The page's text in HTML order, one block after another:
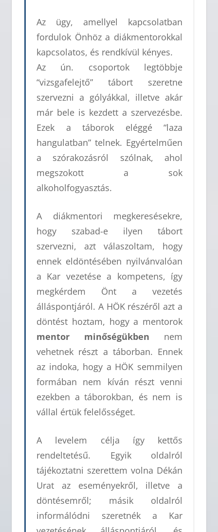
Az ügy, amellyel kapcsolatban
fordulok Önhöz a diákmentorokkal
kapcsolatos, és rendkívül kényes.
Az ún. csoportok legtöbbje
“vizsgafelejtő” tábort szeretne
szervezni a gólyákkal, illetve akár
már bele is kezdett a szervezésbe.
Ezek a táborok eléggé “laza
hangulatban” telnek. Egyértelműen
a szórakozásról szólnak, ahol
megszokott a sok
alkoholfogyasztás.
A diákmentori megkeresésekre,
hogy szabad-e ilyen tábort
szervezni, azt válaszoltam, hogy
ennek eldöntésében nyilvánvalóan
a Kar vezetése a kompetens, így
megkérdem Önt a vezetés
álláspontjáról. A HÖK részéről azt a
döntést hoztam, hogy a mentorok
mentor minőségükben nem
vehetnek részt a táborban. Ennek
az indoka, hogy a HÖK semmilyen
formában nem kíván részt venni
ezekben a táborokban, és nem is
vállal értük felelősséget.
A levelem célja így kettős
rendeltetésű. Egyik oldalról
tájékoztatni szerettem volna Dékán
Urat az eseményekről, illetve a
döntésemről; másik oldalról
informálódni szeretnék a Kar